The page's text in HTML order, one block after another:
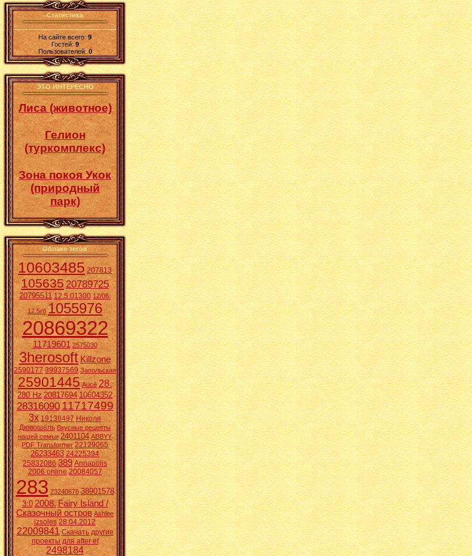
Статистика
На сайте всего:9
Гостей:9
Пользователей: 0
ЭТО ИНТЕРЕСНО
Лиса (животное)
Гелион
(туркомплекс)
Зона покоя Укок
(природный
парк)
Облако тегов
10603485 207813
10563520789725
20795511 12.5.01300 12/06.
12.5гб 1055976
20869322
11719601 2575030
3herosoft Killzone
2590177 39937569 Запольская
25901445 Aucē 28.
280 Hz 20817694 10604352
2831609011717499
3x 19138497 Николя
Дювошель Вкусные рецепты
нашей семьи 2401104 ABBYY
PDF Transformer 22129065
26233463 24225394
25832086 389 Annapolis
2006 online 20084057
283 23240676 38901578
3:0 2008. Fairy Island /
Сказочный остров Ashlee
izsoles 28.04.2012
22009841 Скачать другие
проекты для after ef
2498184